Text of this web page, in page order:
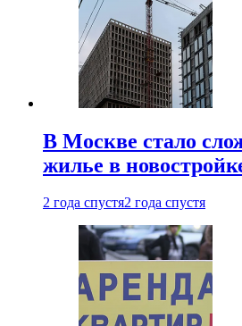
В Москве стало
жилье в
2 года спустя2 года спустя